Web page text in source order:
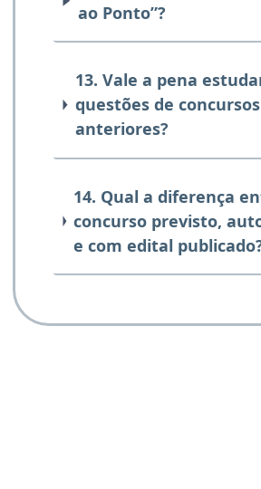
ao Ponto”?
13. Vale a pena
questões de concursos
anteriores?
14. Qual a diferença
concurso previsto,
e com edital